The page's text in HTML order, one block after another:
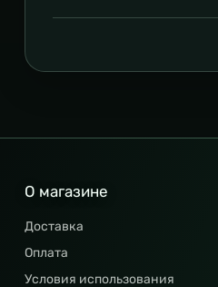
О магазине
Доставка
Оплата
Условия использования